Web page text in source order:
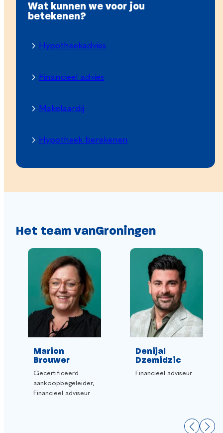
Wat kunnen we voor jou
betekenen?
Hypotheekadvies
Financieel advies
Makelaardij
Hypotheek berekenen
Het team vanGroningen
Denijal
Dzemidzic
Financieel adviseur
Gerard ten
Brink
Verzekeringsadviseur